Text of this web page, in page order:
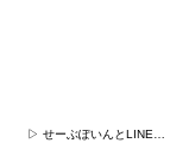
▷ せーぶぽいんとLINEスタンプ